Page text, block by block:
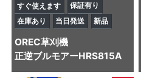
すぐ使えます
保証有り
在庫あり
当日発送 新品
OREC草刈機
正逆ブルモアーHRS815A